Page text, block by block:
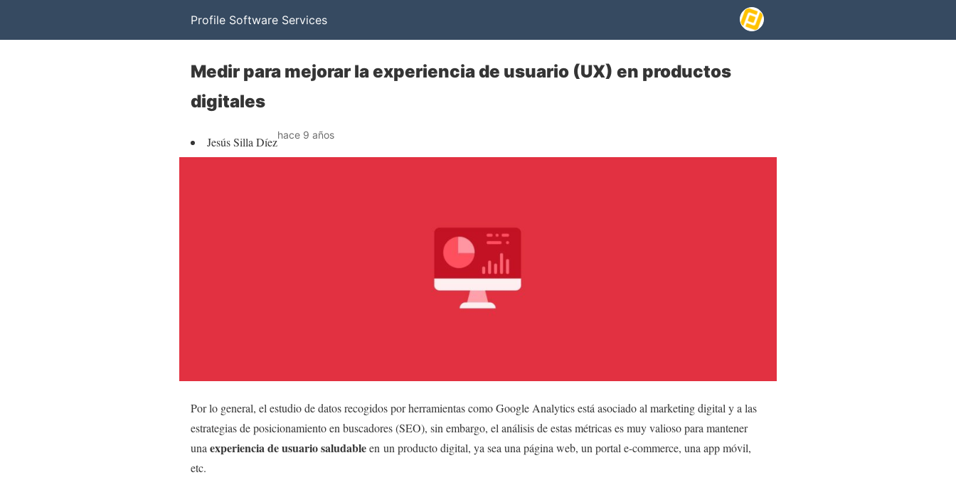
Profile Software Services
Medir para mejorar la experiencia de usuario (UX) en productos
digitales
Jesús Silla Díezhace 9 años
Por lo general, el estudio de datos recogidos por herramientas como Google Analytics está asociado al marketing digital y a las
estrategias de posicionamiento en buscadores (SEO), sin embargo, el análisis de estas métricas es muy valioso para mantener
una experiencia de usuario saludableen un producto digital, ya sea una página web, un portal e-commerce, una app móvil,
etc.